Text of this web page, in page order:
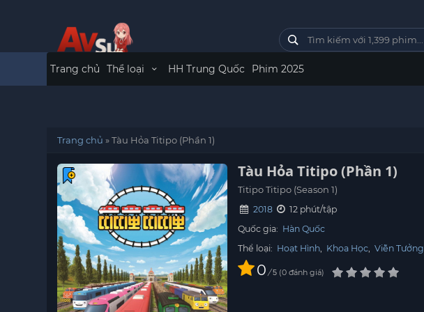
Trang chủ Thể loại HH Trung Quốc Phim 2025
Trang chủ »Tàu Hỏa Titipo (Phần 1)
Tàu Hỏa Titipo (Phần 1)
Titipo Titipo (Season 1)
2018
12 phút/tập
Quốc gia: Hàn Quốc
Thể loại: Hoạt Hình, Khoa Học, Viễn Tưởng
0 / 5 0 đánh giá